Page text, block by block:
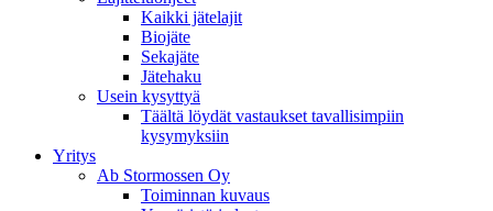
Kaikki jätelajit
Biojäte
Sekajäte
Jätehaku
Usein kysyttyä
Täältä löydät vastaukset tavallisimpiin
kysymyksiin
Yritys
Ab Stormossen Oy
Toiminnan kuvaus